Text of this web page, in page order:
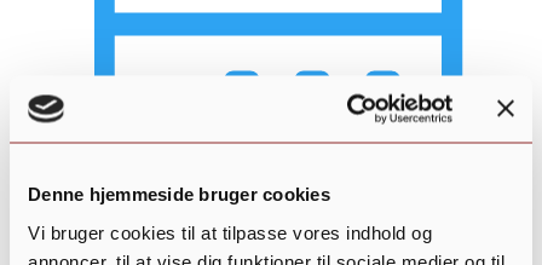
Denne hjemmeside bruger cookies
Vi bruger cookies til at tilpasse vores indhold og
annoncer, til at vise dig funktioner til sociale medier og til